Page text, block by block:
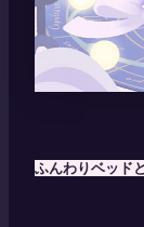
ふんわりベッド